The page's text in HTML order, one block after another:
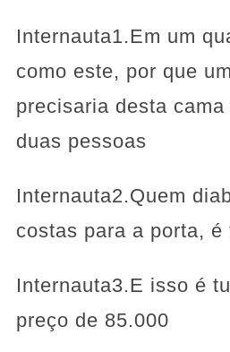
Internauta1.Em um
como este, por que
precisaria desta
duas pessoas
Internauta2.Quem
costas para a porta, é
Internauta3.E isso é
preço de 85.000